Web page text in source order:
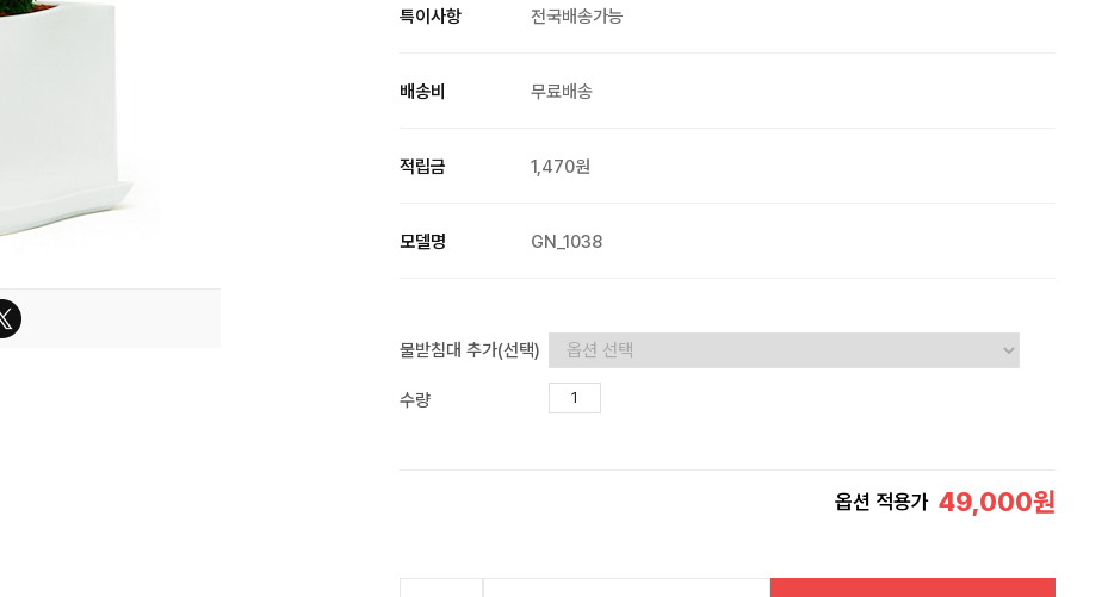
특이사항 전국배송가능
배송비 무료배송
적립금 1,470원
모델명 GN_1038
물받침대 추가(선택)
수량
옵션 적용가 49,000원